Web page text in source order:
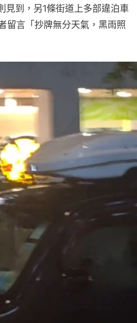
見到，另1條街道上多部違泊車
留言「抄牌無分天氣，黑雨照